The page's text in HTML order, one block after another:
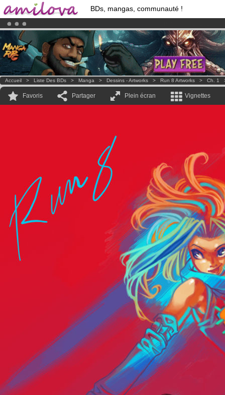
BDs, mangas, communauté !
LeKickstarter Amilova est désormais lancé!.
Accueil > Liste Des BDs > Manga > Dessins - Artworks > Run 8 Artworks > Ch. 1
Favoris Partager Plein écran Vignettes